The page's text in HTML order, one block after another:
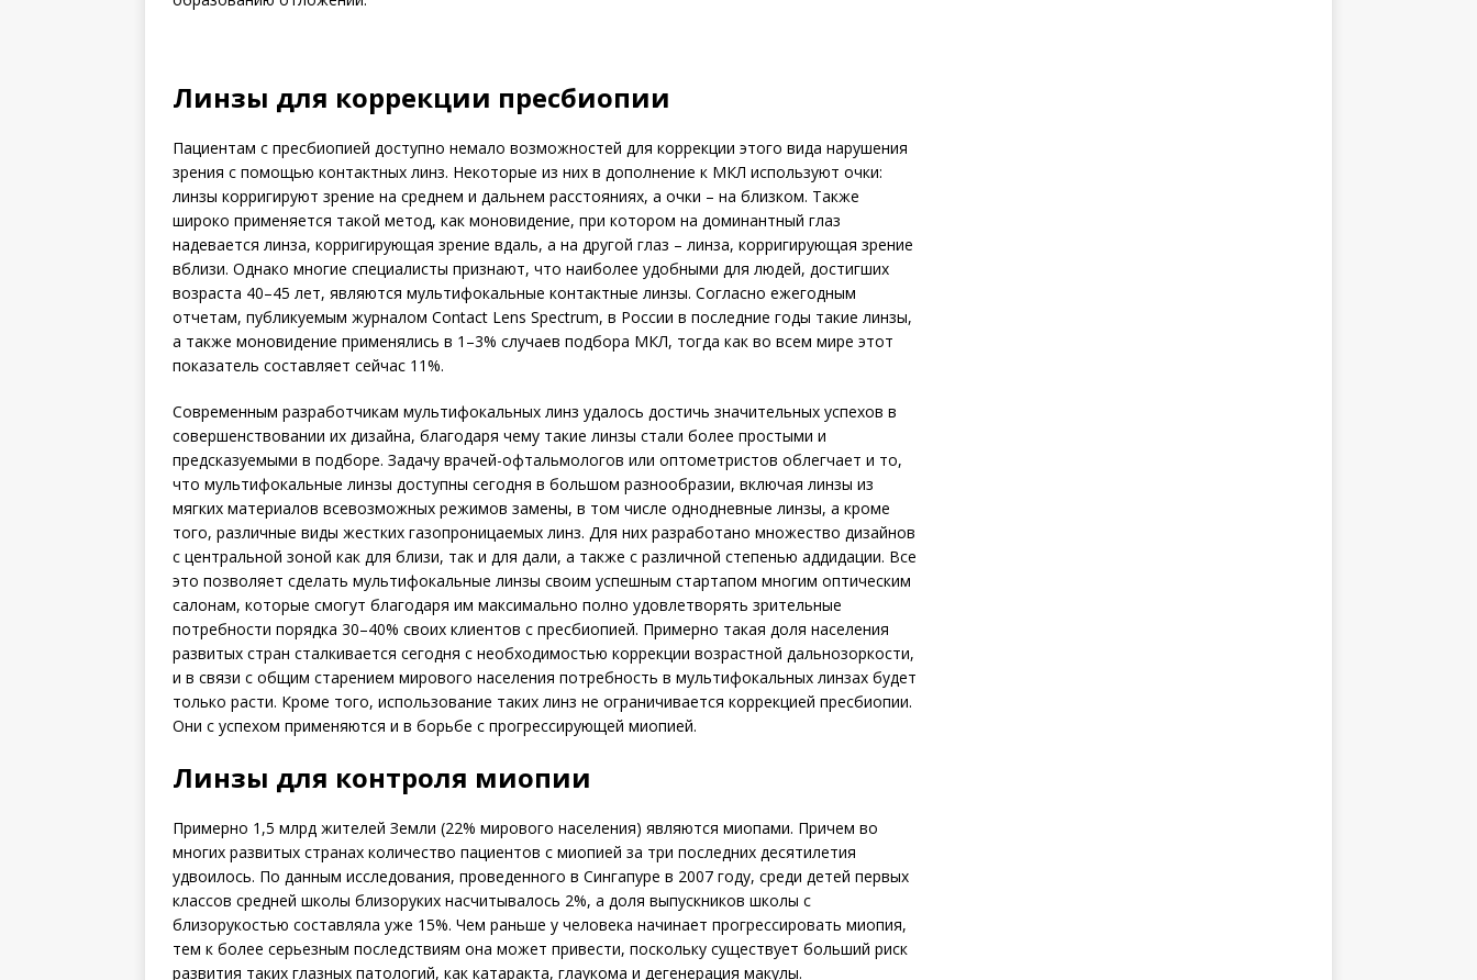
Линзы для коррекции пресбиопии
Пациентам с пресбиопией доступно немало возможностей для коррекции этого вида нарушения
зрения с помощью контактных линз. Некоторые из них в дополнение к МКЛ используют очки:
линзы корригируют зрение на среднем и дальнем расстояниях, а очки – на близком. Также
широко применяется такой метод, как моновидение, при котором на доминантный глаз
надевается линза, корригирующая зрение вдаль, а на другой глаз – линза, корригирующая зрение
вблизи. Однако многие специалисты признают, что наиболее удобными для людей, достигших
возраста 40–45 лет, являются мультифокальные контактные линзы. Согласно ежегодным
отчетам, публикуемым журналом Contact Lens Spectrum, в России в последние годы такие линзы,
а также моновидение применялись в 1–3% случаев подбора МКЛ, тогда как во всем мире этот
показатель составляет сейчас 11%.
Современным разработчикам мультифокальных линз удалось достичь значительных успехов в
совершенствовании их дизайна, благодаря чему такие линзы стали более простыми и
предсказуемыми в подборе. Задачу врачей-офтальмологов или оптометристов облегчает и то,
что мультифокальные линзы доступны сегодня в большом разнообразии, включая линзы из
мягких материалов всевозможных режимов замены, в том числе однодневные линзы, а кроме
того, различные виды жестких газопроницаемых линз. Для них разработано множество дизайнов
с центральной зоной как для близи, так и для дали, а также с различной степенью аддидации. Все
это позволяет сделать мультифокальные линзы своим успешным стартапом многим оптическим
салонам, которые смогут благодаря им максимально полно удовлетворять зрительные
потребности порядка 30–40% своих клиентов с пресбиопией. Примерно такая доля населения
развитых стран сталкивается сегодня с необходимостью коррекции возрастной дальнозоркости,
и в связи с общим старением мирового населения потребность в мультифокальных линзах будет
только расти. Кроме того, использование таких линз не ограничивается коррекцией пресбиопии.
Они с успехом применяются и в борьбе с прогрессирующей миопией.
Линзы для контроля миопии
Примерно 1,5 млрд жителей Земли (22% мирового населения) являются миопами. Причем во
многих развитых странах количество пациентов с миопией за три последних десятилетия
удвоилось. По данным исследования, проведенного в Сингапуре в 2007 году, среди детей первых
классов средней школы близоруких насчитывалось 2%, а доля выпускников школы с
близорукостью составляла уже 15%. Чем раньше у человека начинает прогрессировать миопия,
тем к более серьезным последствиям она может привести, поскольку существует больший риск
развития таких глазных патологий, как катаракта, глаукома и дегенерация макулы.